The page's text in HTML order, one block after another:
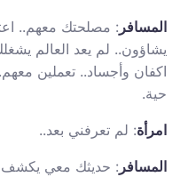
المسافر : مصلحتك معهم..
يشاؤون.. لم يعد العالم
اكفان وأجساد.. تعملين
حية.
امرأة: لم تعرفني بعد..
المسافر : حديثك معي يكشف